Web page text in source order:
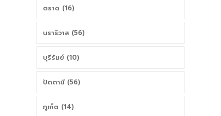
ตราด (16)
นราธิวาส (56)
บุรีรัมย์ (10)
ปัตตานี (56)
ภูเก็ต (14)